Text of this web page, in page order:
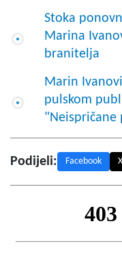
Stoka
Marina
branitelja
Marin
pulskom
"Neispričane
Podijeli: Facebook X